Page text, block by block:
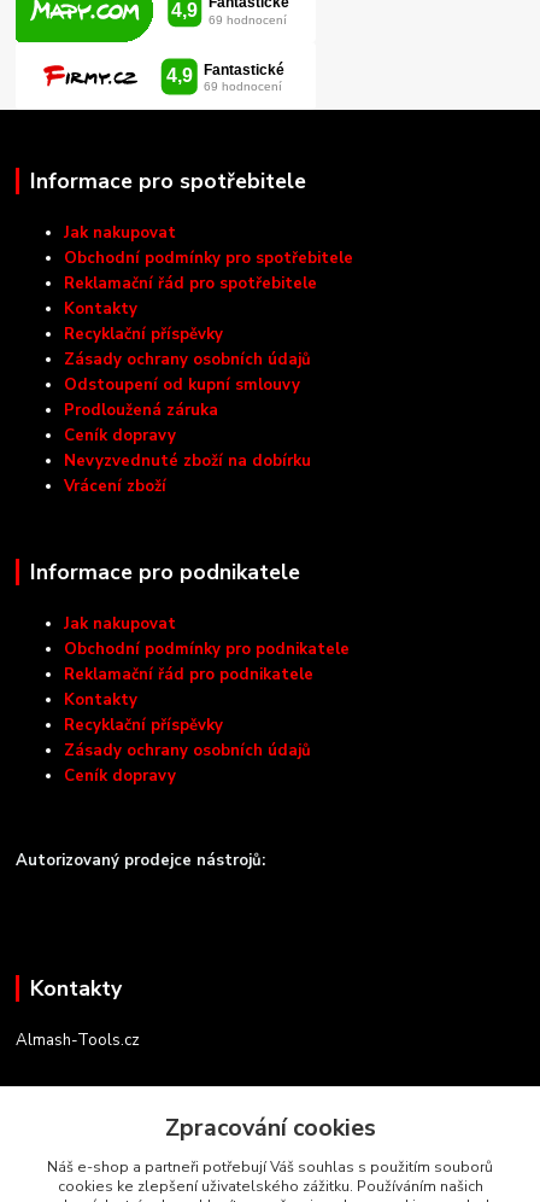
Informace pro spotřebitele
Jak nakupovat
Obchodní podmínky pro spotřebitele
Reklamační řád pro spotřebitele
Kontakty
Recyklační příspěvky
Zásady ochrany osobních údajů
Odstoupení od kupní smlouvy
Prodloužená záruka
Ceník dopravy
Nevyzvednuté zboží na dobírku
Vrácení zboží
Informace pro podnikatele
Jak nakupovat
Obchodní podmínky pro podnikatele
Reklamační řád pro podnikatele
Kontakty
Recyklační příspěvky
Zásady ochrany osobních údajů
Ceník dopravy
Autorizovaný prodejce nástrojů:
Kontakty
Almash-Tools.cz
Aleš Kolář
+420 603 145 054
info@almash-tools.cz
Zpracování cookies
Náš e-shop a partneři potřebují Váš souhlas s použitím souborů
cookies ke zlepšení uživatelského zážitku. Používáním našich